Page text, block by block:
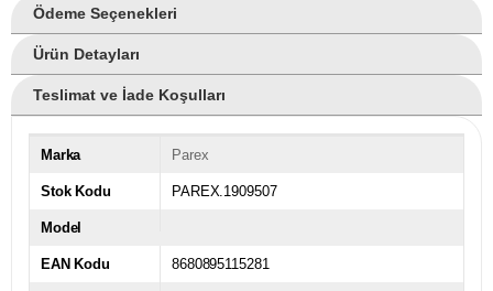
Ödeme Seçenekleri
Ürün Detayları
Teslimat ve İade Koşulları
Marka Parex
Stok Kodu PAREX.1909507
Model
EAN Kodu 8680895115281